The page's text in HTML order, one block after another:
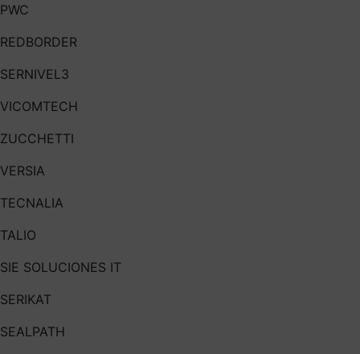
PWC
REDBORDER
SERNIVEL3
VICOMTECH
ZUCCHETTI
VERSIA
TECNALIA
TALIO
SIE SOLUCIONES IT
SERIKAT
SEALPATH